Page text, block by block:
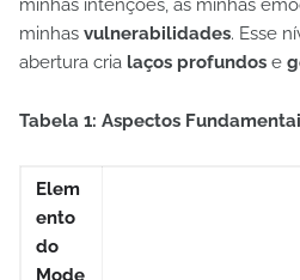
minhas intenções, as minhas
minhas vulnerabilidades. Esse
abertura cria laços profundos e
Tabela 1: Aspectos
Elem
ento
do
Mode